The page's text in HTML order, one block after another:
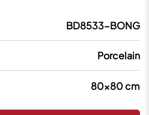
BD8533-BONG
Porcelain
80x80 cm